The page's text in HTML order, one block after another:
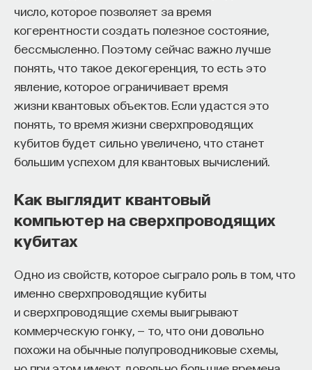
число, которое позволяет за время
когерентности создать полезное состояние,
бессмысленно. Поэтому сейчас важно лучше
понять, что такое декогеренция, то есть это
явление, которое ограничивает время
жизни квантовых объектов. Если удастся это
понять, то время жизни сверхпроводящих
кубитов будет сильно увеличено, что станет
большим успехом для квантовых вычислений.
Как выглядит квантовый
компьютер на сверхпроводящих
кубитах
Одно из свойств, которое сыграло роль в том, что
именно сверхпроводящие кубиты
и сверхпроводящие схемы выигрывают
коммерческую гонку, — то, что они довольно
похожи на обычные полупроводниковые схемы,